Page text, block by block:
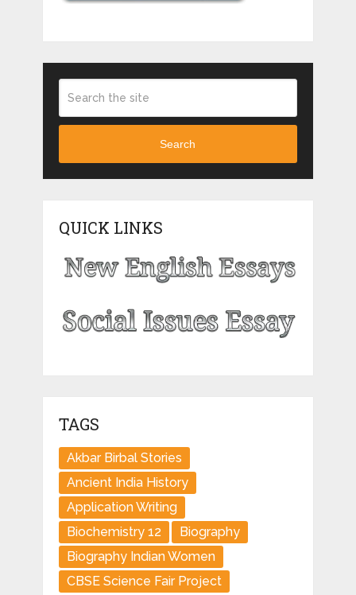
Search
QUICK LINKS
TAGS
Akbar Birbal Stories
Ancient India History
Application Writing
Biochemistry 12
Biography
Biography Indian Women
CBSE Science Fair Project